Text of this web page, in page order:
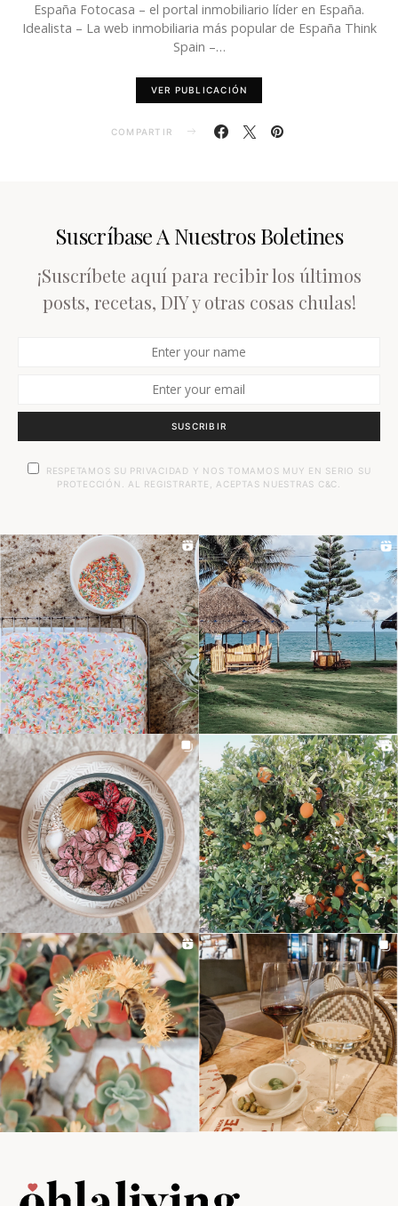
España Fotocasa – el portal inmobiliario líder en España.
Idealista – La web inmobiliaria más popular de España Think
Spain –…
VER PUBLICACIÓN
COMPARTIR
Suscríbase A Nuestros Boletines
¡Suscríbete aquí para recibir los últimos
posts, recetas, DIY y otras cosas chulas!
SUSCRIBIR
RESPETAMOS SU PRIVACIDAD Y NOS TOMAMOS MUY EN SERIO SU
PROTECCIÓN. AL REGISTRARTE, ACEPTAS NUESTRAS C&C.